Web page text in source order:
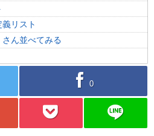
リスト
ん並べてみる
facebook 0
pocket line